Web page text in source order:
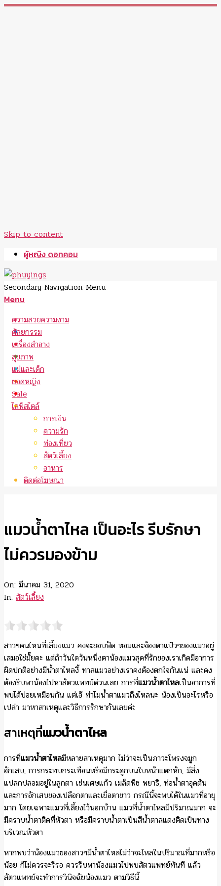
Skip to content
ผู้หญิง ดอทคอม
Secondary Navigation Menu
Menu
ความสวยความงาม
ศัลยกรรม
เครื่องสำอาง
สุขภาพ
แม่และเด็ก
ยอดหญิง
Sale
ไลฟ์สไตล์
การเงิน
ความรัก
ท่องเที่ยว
สัตว์เลี้ยง
อาหาร
ติดต่อโฆษณา
แมวน้ำตาไหล เป็นอะไร รีบรักษา
ไม่ควรมองข้าม
On: มีนาคม 31, 2020
In: สัตว์เลี้ยง
สาวๆคนไหนที่เลี้ยงแมว คงจะชอบฟัด หอมและจ้องตาแป๋วๆของแมวอยู่
เสมอใช่มั๊ยคะ แต่ถ้าวันใดวันหนึ่งตาน้องแมวสุดที่รักของเราเกิดมีอาการ
ผิดปกติอย่างมีน้ำตาไหลงี้ ทาสแมวอย่างเราคงต้องตกใจกันแน่ และคง
ต้องรีบพาน้องไปหาสัตวแพทย์ด่วนเลย การที่แมวน้ำตาไหลเป็นอาการที่
พบได้บ่อยเหมือนกัน แต่เอ๊ ทำไมน้ำตาแมวถึงไหลนะ น้องเป็นอะไรหรือ
เปล่า มาหาสาเหตุและวิธีการรักษากันเลยค่ะ
สาเหตุที่แมวน้ำตาไหล
การที่แมวน้ำตาไหลมีหลายสาเหตุมาก ไม่ว่าจะเป็นภาวะโพรงจมูก
อักเสบ, การกระทบกระเทือนหรือมีกระดูกบนใบหน้าแตกหัก, มีสิ่ง
แปลกปลอมอยู่ในลูกตา เช่นเศษแก้ว เมล็ดพืช พยาธิ, ท่อน้ำตาอุดตัน
และการอักเสบของเปลือกตาและเยื่อตาขาว กรณีนี้จะพบได้ในแมวที่อายุ
มาก โดยเฉพาะแมวที่เลี้ยงไว้นอกบ้าน แมวที่น้ำตาไหลมีปริมาณมาก จะ
มีคราบน้ำตาติดที่หัวตา หรือมีคราบน้ำตาเป็นสีน้ำตาลแดงติดเป็นทาง
บริเวณหัวตา
หากพบว่าน้องแมวของสาวๆมีน้ำตาไหลไม่ว่าจะไหลในปริมาณที่มากหรือ
น้อย ก็ไม่ควรจะรีรอ ควรรีบพาน้องแมวไปพบสัตวแพทย์ทันที แล้ว
สัตวแพทย์จะทำการวินิจฉัยน้องแมว ตามวิธีนี้